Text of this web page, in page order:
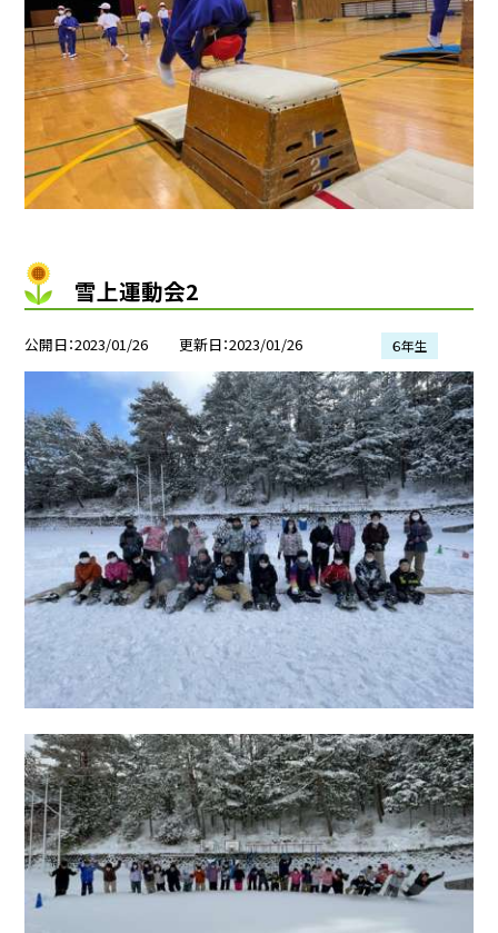
雪上運動会2
公開日 2023/01/26 更新日 2023/01/26 ６年生